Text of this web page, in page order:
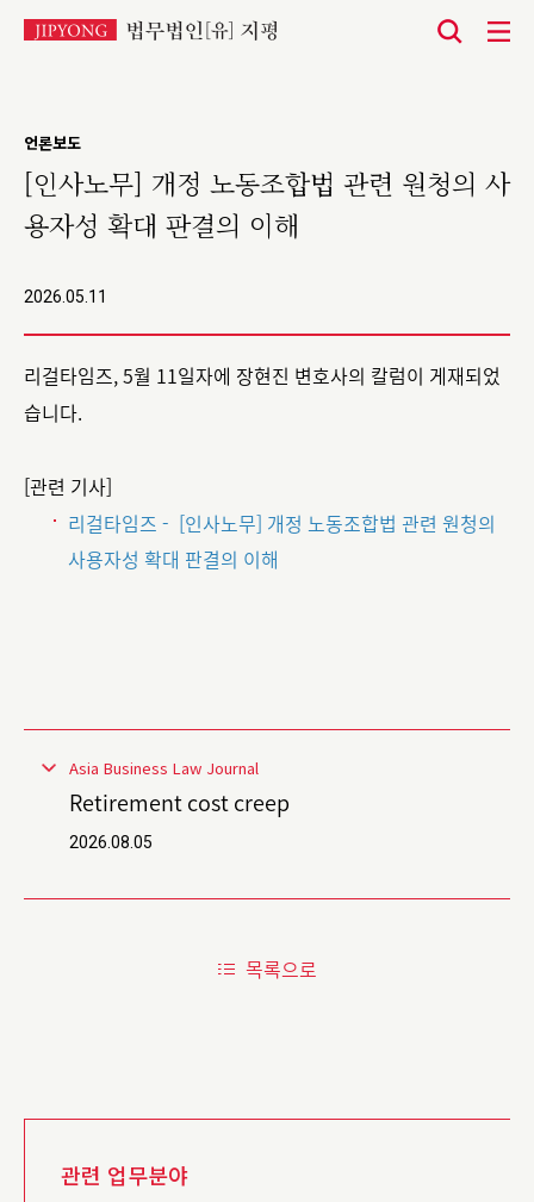
언론보도
[인사노무] 개정 노동조합법 관련 원청의 사
용자성 확대 판결의 이해
2026.05.11
리걸타임즈, 5월 11일자에 장현진 변호사의 칼럼이 게재되었
습니다.
[관련 기사]
리걸타임즈 - [인사노무] 개정 노동조합법 관련 원청의
사용자성 확대 판결의 이해
Asia Business Law Journal
Retirement cost creep
2026.08.05
목록으로
관련 업무분야